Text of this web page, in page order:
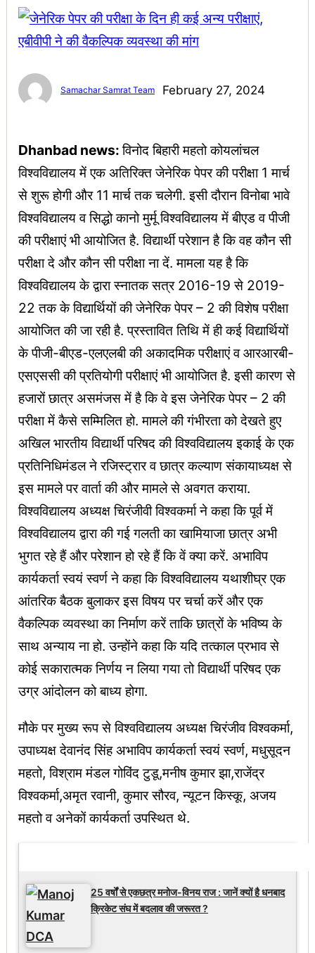
Samachar Samrat Team February 27, 2024
Dhanbad news:विनोद बिहारी महतो कोयलांचल
विश्वविद्यालय में एक अतिरिक्त जेनेरिक पेपर की परीक्षा 1 मार्च
से शुरू होगी और 11 मार्च तक चलेगी. इसी दौरान विनोबा भावे
विश्वविद्यालय व सिद्धो कानो मुर्मू विश्वविद्यालय में बीएड व पीजी
की परीक्षाएं भी आयोजित है. विद्यार्थी परेशान है कि वह कौन सी
परीक्षा दे और कौन सी परीक्षा ना दें. मामला यह है कि
विश्वविद्यालय के द्वारा स्नातक सत्र 2016-19 से 2019-
22 तक के विद्यार्थियों की जेनेरिक पेपर – 2 की विशेष परीक्षा
आयोजित की जा रही है. प्रस्तावित तिथि में ही कई विद्यार्थियों
के पीजी-बीएड-एलएलबी की अकादमिक परीक्षाएं व आरआरबी-
एसएससी की प्रतियोगी परीक्षाएं भी आयोजित है. इसी कारण से
हजारों छात्र असमंजस में है कि वे इस जेनेरिक पेपर – 2 की
परीक्षा में कैसे सम्मिलित हो. मामले की गंभीरता को देखते हुए
अखिल भारतीय विद्यार्थी परिषद की विश्वविद्यालय इकाई के एक
प्रतिनिधिमंडल ने रजिस्ट्रार व छात्र कल्याण संकायाध्यक्ष से
इस मामले पर वार्ता की और मामले से अवगत कराया.
विश्वविद्यालय अध्यक्ष चिरंजीवी विश्वकर्मा ने कहा कि पूर्व में
विश्वविद्यालय द्वारा की गई गलती का खामियाजा छात्र अभी
भुगत रहे हैं और परेशान हो रहे हैं कि वें क्या करें. अभाविप
कार्यकर्ता स्वयं स्वर्ण ने कहा कि विश्वविद्यालय यथाशीघ्र एक
आंतरिक बैठक बुलाकर इस विषय पर चर्चा करें और एक
वैकल्पिक व्यवस्था का निर्माण करें ताकि छात्रों के भविष्य के
साथ अन्याय ना हो. उन्होंने कहा कि यदि तत्काल प्रभाव से
कोई सकारात्मक निर्णय न लिया गया तो विद्यार्थी परिषद एक
उग्र आंदोलन को बाध्य होगा.
मौके पर मुख्य रूप से विश्वविद्यालय अध्यक्ष चिरंजीव विश्वकर्मा,
उपाध्यक्ष देवानंद सिंह अभाविप कार्यकर्ता स्वयं स्वर्ण, मधुसूदन
महतो, विश्राम मंडल गोविंद टुडू,मनीष कुमार झा,राजेंद्र
विश्वकर्मा,अमृत रवानी, कुमार सौरव, न्यूटन किस्कू, अजय
महतो व अनेकों कार्यकर्ता उपस्थित थे.
25 वर्षों से एकछत्र मनोज-विनय राज : जानें क्यों है धनबाद
क्रिकेट संघ में बदलाव की जरूरत ?